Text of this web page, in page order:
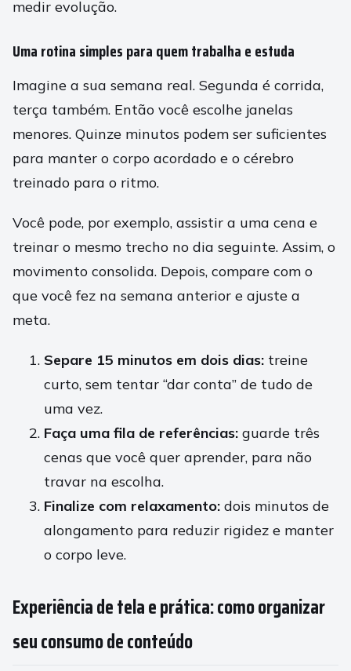
medir evolução.
Uma rotina simples para quem trabalha e estuda
Imagine a sua semana real. Segunda é corrida,
terça também. Então você escolhe janelas
menores. Quinze minutos podem ser suficientes
para manter o corpo acordado e o cérebro
treinado para o ritmo.
Você pode, por exemplo, assistir a uma cena e
treinar o mesmo trecho no dia seguinte. Assim, o
movimento consolida. Depois, compare com o
que você fez na semana anterior e ajuste a
meta.
Separe 15 minutos em dois dias: treine
curto, sem tentar “dar conta” de tudo de
uma vez.
Faça uma fila de referências: guarde três
cenas que você quer aprender, para não
travar na escolha.
Finalize com relaxamento: dois minutos de
alongamento para reduzir rigidez e manter
o corpo leve.
Experiência de tela e prática: como organizar
seu consumo de conteúdo